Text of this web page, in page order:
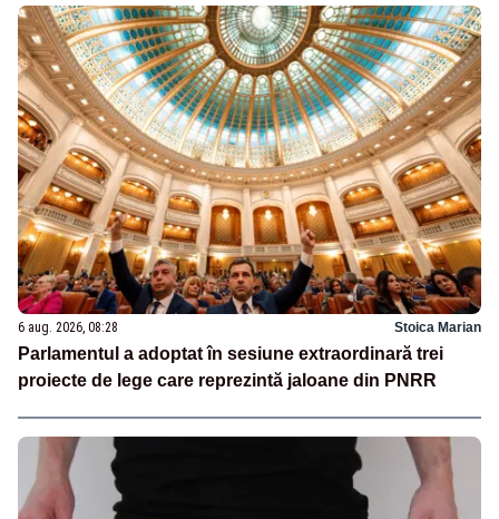
6 aug. 2026, 08:28 Stoica Marian
Parlamentul a adoptat în sesiune extraordinară trei
proiecte de lege care reprezintă jaloane din PNRR